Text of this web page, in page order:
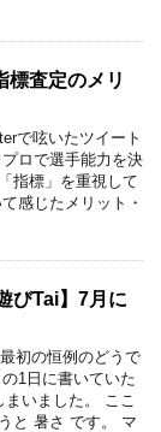
標査定のメリ
で呟いたツイート
ロで選手能力を決
指標」を重視して
感じたメリット・
びTai】7月に
初の恒例のどうで
1日に書いていた
いました。 ここ
と 暑さ です。 マ